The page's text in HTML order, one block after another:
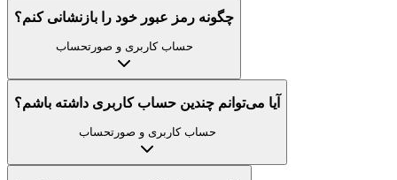
چگونه رمز عبور خود را بازنشانی کنم؟
حساب کاربری و صورتحساب
آیا می‌توانم چندین حساب کاربری داشته باشم؟
حساب کاربری و صورتحساب